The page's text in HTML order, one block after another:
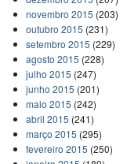
novembro 2015 (203)
outubro 2015 (231)
setembro 2015 (229)
agosto 2015 (228)
julho 2015 (247)
junho 2015 (201)
maio 2015 (242)
abril 2015 (241)
março 2015 (295)
fevereiro 2015 (250)